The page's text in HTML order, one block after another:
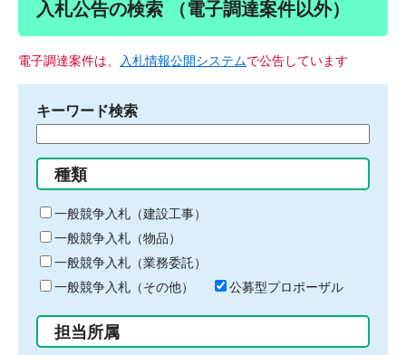
入札公告の検索 （電子調達案件以外）
電子調達案件は、 入札情報公開システムで公告しています
キーワード検索
る
キ
ー
ワ
ー
ド
入
力
種類
一般競争入札（建設工事）
一般競争入札（物品）
一般競争入札（業務委託）
一般競争入札（その他）
公募型プロポーザル
担当所属